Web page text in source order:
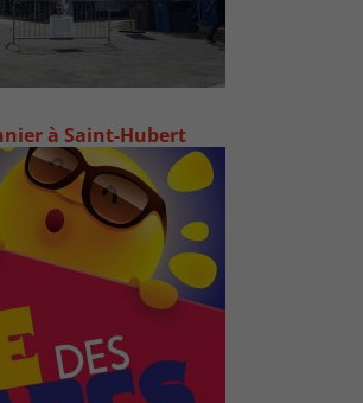
à Saint-Hubert